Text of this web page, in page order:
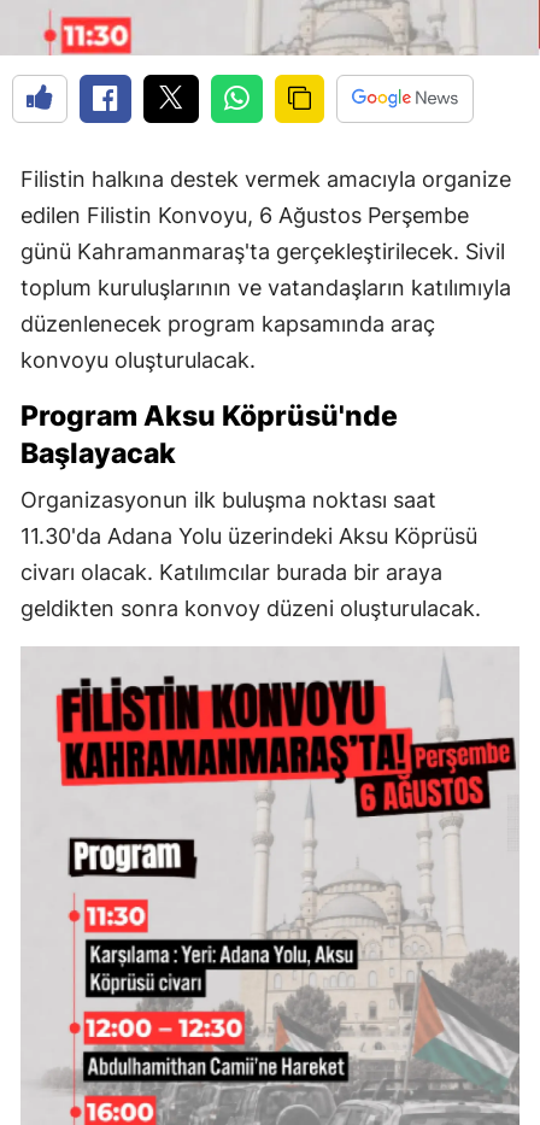
Filistin halkına destek vermek amacıyla organize
edilen Filistin Konvoyu, 6 Ağustos Perşembe
günü Kahramanmaraş'ta gerçekleştirilecek. Sivil
toplum kuruluşlarının ve vatandaşların katılımıyla
düzenlenecek program kapsamında araç
konvoyu oluşturulacak.
Program Aksu Köprüsü'nde
Başlayacak
Organizasyonun ilk buluşma noktası saat
11.30'da Adana Yolu üzerindeki Aksu Köprüsü
civarı olacak. Katılımcılar burada bir araya
geldikten sonra konvoy düzeni oluşturulacak.